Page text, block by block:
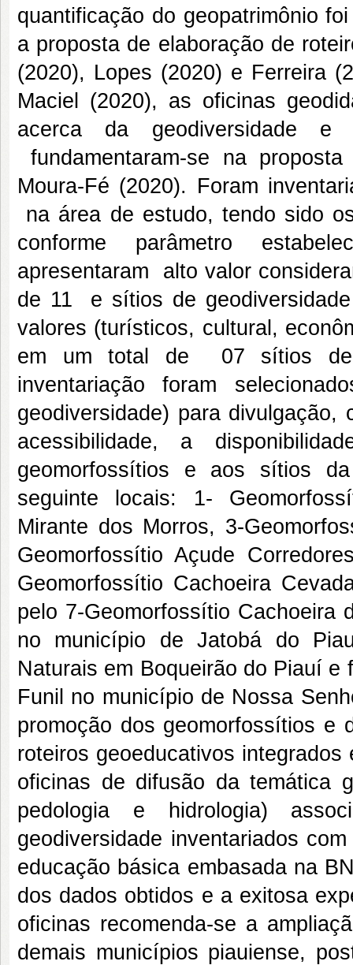
quantificação do geopatrimônio
a proposta de elaboração de
(2020), Lopes (2020) e Ferreira
Maciel (2020), as oficinas
acerca da geodiversidade
fundamentaram-se na
Moura-Fé (2020). Foram
na área de estudo, tendo sido
conforme parâmetro
apresentaram alto valor
de 11 e sítios de
valores (turísticos, cultural,
em um total de 07 sítios de
inventariação foram
geodiversidade) para
acessibilidade, a
geomorfossítios e aos sítios
seguinte locais: 1-
Mirante dos Morros, 3-
Geomorfossítio Açude
Geomorfossítio Cachoeira
pelo 7-Geomorfossítio Cachoeira
no município de Jatobá do
Naturais em Boqueirão do Piauí
Funil no município de Nossa
promoção dos geomorfossítios e
roteiros geoeducativos
oficinas de difusão da temática
pedologia e hidrologia)
geodiversidade inventariados
educação básica embasada na
dos dados obtidos e a exitosa
oficinas recomenda-se a
demais municípios piauiense,